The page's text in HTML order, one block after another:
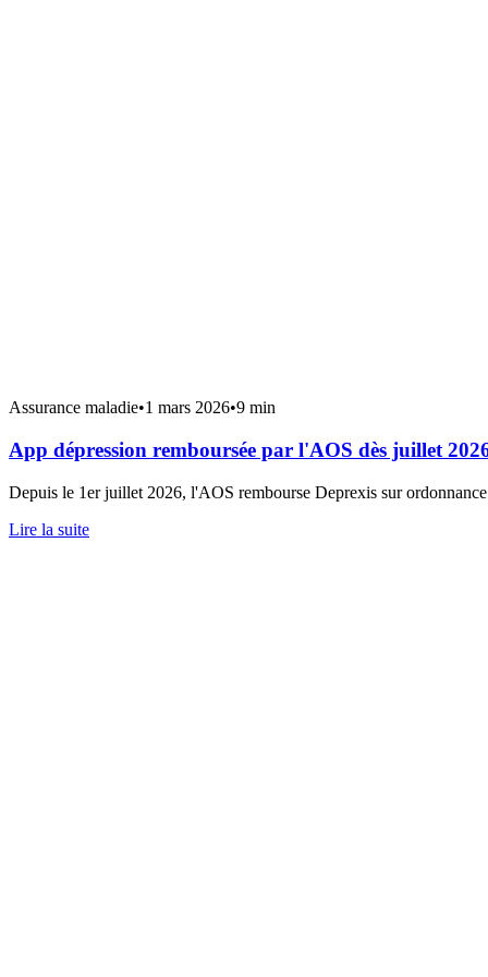
Assurance maladie•1 mars 2026•9 min
App dépression remboursée par l'AOS dès juillet
Depuis le 1er juillet 2026, l'AOS rembourse Deprexis sur
Lire la suite